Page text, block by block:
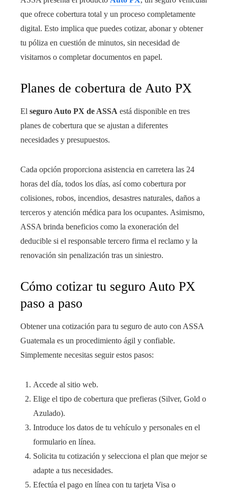
que ofrece cobertura total y un proceso completamente
digital. Esto implica que puedes cotizar, abonar y obtener
tu póliza en cuestión de minutos, sin necesidad de
visitarnos o completar documentos en papel.
Planes de cobertura de Auto PX
El seguro Auto PX de ASSA está disponible en tres
planes de cobertura que se ajustan a diferentes
necesidades y presupuestos.
Cada opción proporciona asistencia en carretera las 24
horas del día, todos los días, así como cobertura por
colisiones, robos, incendios, desastres naturales, daños a
terceros y atención médica para los ocupantes. Asimismo,
ASSA brinda beneficios como la exoneración del
deducible si el responsable tercero firma el reclamo y la
renovación sin penalización tras un siniestro.
Cómo cotizar tu seguro Auto PX
paso a paso
Obtener una cotización para tu seguro de auto con ASSA
Guatemala es un procedimiento ágil y confiable.
Simplemente necesitas seguir estos pasos:
Accede al sitio web.
Elige el tipo de cobertura que prefieras (Silver, Gold o
Azulado).
Introduce los datos de tu vehículo y personales en el
formulario en línea.
Solicita tu cotización y selecciona el plan que mejor se
adapte a tus necesidades.
Efectúa el pago en línea con tu tarjeta Visa o